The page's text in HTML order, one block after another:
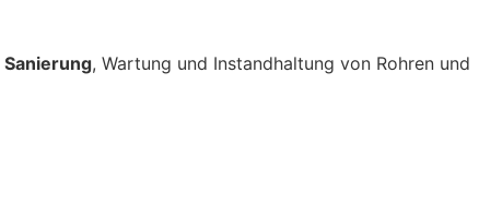
Sanierung, Wartung und Instandhaltung von Rohren und